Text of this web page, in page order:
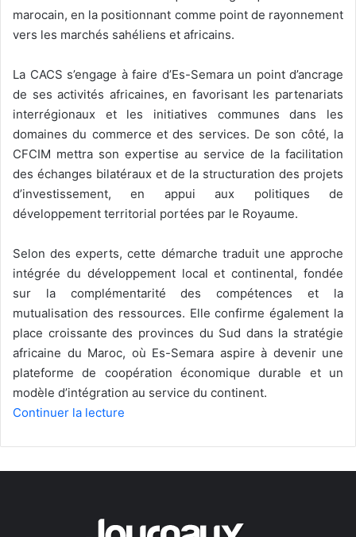
marocain, en la positionnant comme point de rayonnement
vers les marchés sahéliens et africains.
La CACS s’engage à faire d’Es-Semara un point d’ancrage
de ses activités africaines, en favorisant les partenariats
interrégionaux et les initiatives communes dans les
domaines du commerce et des services. De son côté, la
CFCIM mettra son expertise au service de la facilitation
des échanges bilatéraux et de la structuration des projets
d’investissement, en appui aux politiques de
développement territorial portées par le Royaume.
Selon des experts, cette démarche traduit une approche
intégrée du développement local et continental, fondée
sur la complémentarité des compétences et la
mutualisation des ressources. Elle confirme également la
place croissante des provinces du Sud dans la stratégie
africaine du Maroc, où Es-Semara aspire à devenir une
plateforme de coopération économique durable et un
modèle d’intégration au service du continent.
Continuer la lecture